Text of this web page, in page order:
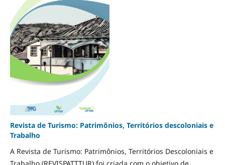
Revista de Turismo: Patrimônios, Territórios descoloniais e
Trabalho
A Revista de Turismo: Patrimônios, Territórios Descoloniais e